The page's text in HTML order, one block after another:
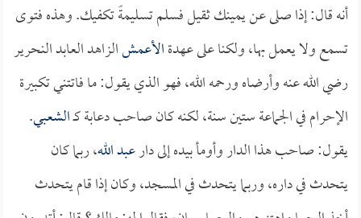
أنه قال: إذا صلى عن يمينك ثقيل فسلم تسليمةً تكفيك. وهذه فتوى
تسمع ولا يعمل بها، ولكنا على عهدةالأعمشالزاهد العابد النحرير
رضي الله عنه وأرضاه ورحمه الله، فهو الذي يقول: ما فاتتني تكبيرة
الإحرام في الجماعة ستين سنة، لكنه كان صاحب دعابة كـالشعبي.
يقول: صاحب هذا الدار وأومأ بيده إلى دارعبد الله، ربما كان
يتحدث في داره، وربما يتحدث في المسجد، وكان إذا قام يتحدث